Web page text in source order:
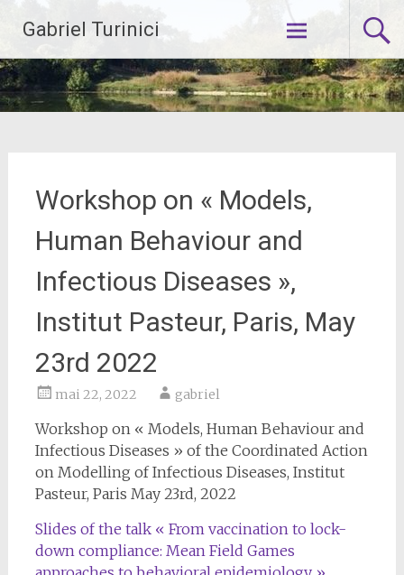
contenu
principal
Gabriel Turinici
Workshop on « Models,
Human Behaviour and
Infectious Diseases »,
Institut Pasteur, Paris, May
23rd 2022
mai 22, 2022 gabriel
Workshop on « Models, Human Behaviour and
Infectious Diseases » of the Coordinated Action
on Modelling of Infectious Diseases, Institut
Pasteur, Paris May 23rd, 2022
Slides of the talk « From vaccination to lock-
down compliance: Mean Field Games